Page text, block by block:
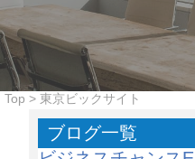
Top > 東京ビックサイト
ブログ一覧